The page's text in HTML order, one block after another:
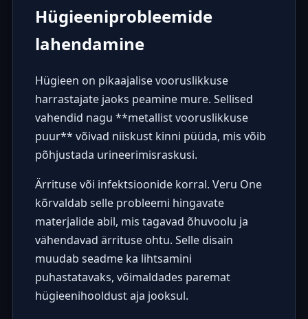
Hügieeniprobleemide
lahendamine
Hügieen on pikaajalise vooruslikkuse
harrastajate jaoks peamine mure. Sellised
vahendid nagu **metallist vooruslikkuse
puur** võivad niiskust kinni püüda, mis võib
põhjustada urineerimisraskusi.
Ärrituse või infektsioonide korral. Veru One
kõrvaldab selle probleemi hingavate
materjalide abil, mis tagavad õhuvoolu ja
vähendavad ärrituse ohtu. Selle disain
muudab seadme ka lihtsamini
puhastatavaks, võimaldades paremat
hügieenihooldust aja jooksul.